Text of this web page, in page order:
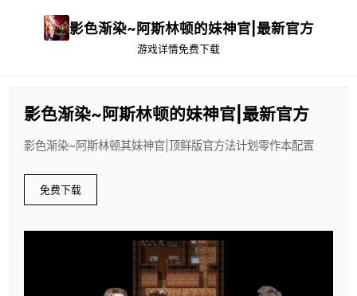
影色渐染~阿斯林顿的妹神官|最新官方
游戏详情免费下载
影色渐染~阿斯林顿的妹神官|最新官方
影色渐染~阿斯林顿其妹神官|顶鲜版官方法计划零作本配置
免费下载